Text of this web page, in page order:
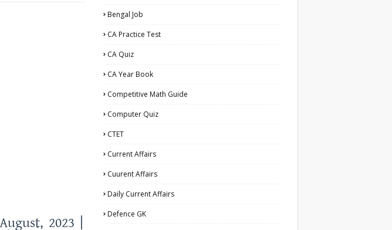
2023 |
Bengal Job
CA Practice Test
CA Quiz
CA Year Book
Competitive Math Guide
Computer Quiz
CTET
Current Affairs
Cuurent Affairs
Daily Current Affairs
Defence GK